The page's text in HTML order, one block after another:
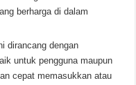
berharga di dalam
dirancang dengan
untuk pengguna maupun
cepat memasukkan atau